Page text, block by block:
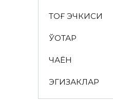
ТОҒ ЭЧКИСИ
ЎҚОТАР
ЧАЁН
ЭГИЗАКЛАР